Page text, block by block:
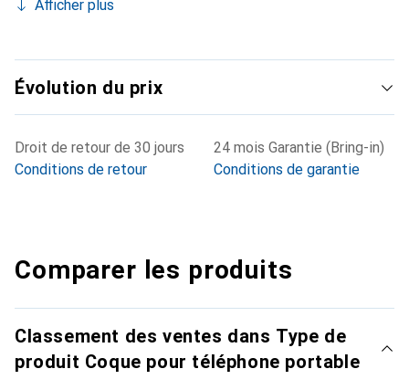
Afficher plus
Évolution du prix
Droit de retour de 30 jours
Conditions de retour
24 mois Garantie (Bring-in)
Conditions de garantie
Comparer les produits
Classement des ventes dans Type de
produit Coque pour téléphone portable